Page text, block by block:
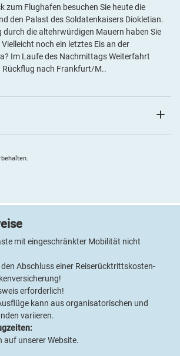
zum Flughafen besuchen Sie heute die
den Palast des Soldatenkaisers Diokletian.
durch die altehrwürdigen Mauern haben Sie
noch ein letztes Eis an der
Im Laufe des Nachmittags Weiterfahrt
Rückflug nach Frankfurt/M..
Jadran
von Pinien und dem mächtigen Biokovo-
& Poolbar verwöhnen Sie kulinarisch. Das
Bad oder DU/WC, Fön, TV, Telefon, Minibar,
WLAN.
mit eingeschränkter Mobilität nicht
Abschluss einer Reiserücktrittskosten-
erforderlich!
kann aus organisatorischen und
variieren.
unserer Website.